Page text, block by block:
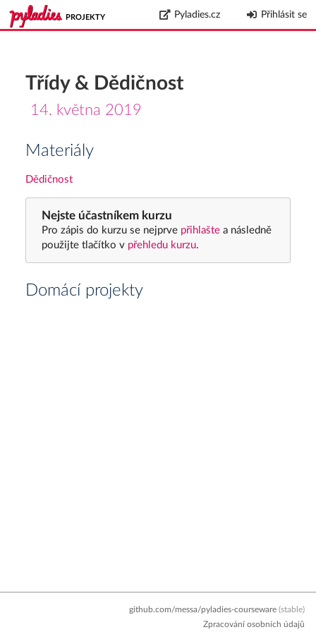
PROJEKTY Pyladies.cz Přihlásit se
Třídy & Dědičnost
14. května 2019
Materiály
Dědičnost
Nejste účastníkem kurzu
Pro zápis do kurzu se nejprvepřihlašte a následně
použijte tlačítko vpřehledu kurzu.
Domácí projekty
github.com/messa/pyladies-courseware (stable)
Zpracování osobních údajů